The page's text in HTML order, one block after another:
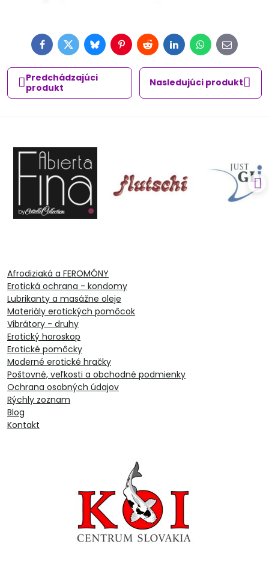
FacebookTwitterBlueskyPinterestRedditLinkedInWhatsApp
E-
mail
Predchádzajúci
produkt
Nasledujúci produkt
Afrodiziaká a FEROMÓNY
Erotická ochrana - kondomy
Lubrikanty a masážne oleje
Materiály erotických pomôcok
Vibrátory - druhy
Erotický horoskop
Erotické pomôcky
Moderné erotické hračky
Poštovné, veľkosti a obchodné podmienky
Ochrana osobných údajov
Rýchly zoznam
Blog
Kontakt